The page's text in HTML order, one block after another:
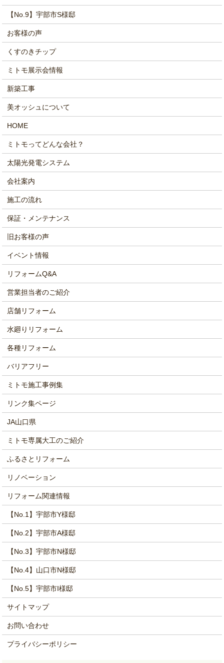
【No.9】宇部市S様邸
お客様の声
くすのきチップ
ミトモ展示会情報
新築工事
美オッシュについて
HOME
ミトモってどんな会社？
太陽光発電システム
会社案内
施工の流れ
保証・メンテナンス
旧お客様の声
イベント情報
リフォームQ&A
営業担当者のご紹介
店舗リフォーム
水廻りリフォーム
各種リフォーム
バリアフリー
ミトモ施工事例集
リンク集ページ
JA山口県
ミトモ専属大工のご紹介
ふるさとリフォーム
リノベーション
リフォーム関連情報
【No.1】宇部市Y様邸
【No.2】宇部市A様邸
【No.3】宇部市N様邸
【No.4】山口市N様邸
【No.5】宇部市I様邸
サイトマップ
お問い合わせ
プライバシーポリシー